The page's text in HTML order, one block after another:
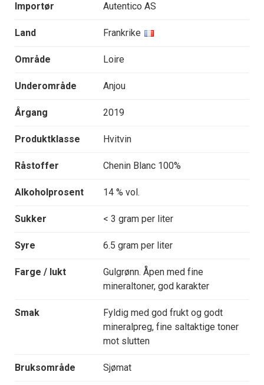
Importør Autentico AS
Land Frankrike
Område Loire
Underområde Anjou
Årgang 2019
Produktklasse Hvitvin
Råstoffer Chenin Blanc 100%
Alkoholprosent 14 % vol.
Sukker < 3 gram per liter
Syre 6.5 gram per liter
Farge / lukt
Gulgrønn. Åpen med fine
mineraltoner, god karakter
Smak
Fyldig med god frukt og godt
mineralpreg, fine saltaktige toner
mot slutten
Bruksområde Sjømat